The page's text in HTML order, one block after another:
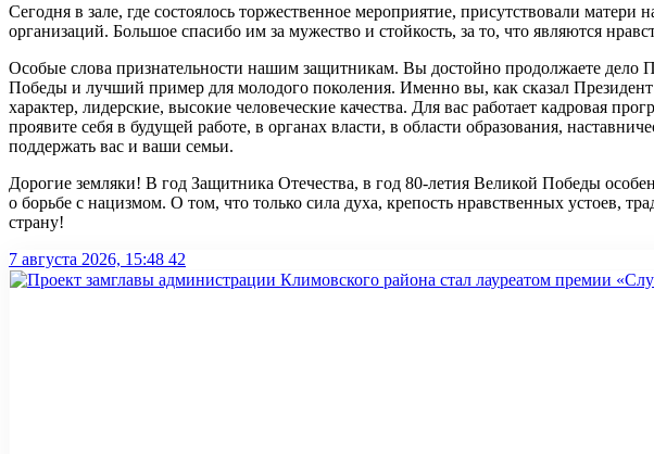
Сегодня в зале, где состоялось торжественное мероприятие, присутствовали
организаций. Большое спасибо им за мужество и стойкость, за то, что являются
Особые слова признательности нашим защитникам. Вы достойно продолжаете
Победы и лучший пример для молодого поколения. Именно вы, как сказал
характер, лидерские, высокие человеческие качества. Для вас работает кадровая
проявите себя в будущей работе, в органах власти, в области образования,
поддержать вас и ваши семьи.
Дорогие земляки! В год Защитника Отечества, в год 80-летия Великой Победы
о борьбе с нацизмом. О том, что только сила духа, крепость нравственных устоев,
страну!
7 августа 2026, 15:48 42